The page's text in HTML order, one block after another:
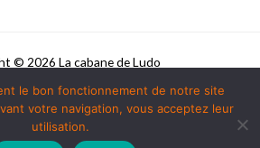
© 2026 La cabane de Ludo
by La cabane de Ludo
le bon fonctionnement de notre site
votre navigation, vous acceptez leur
utilisation.